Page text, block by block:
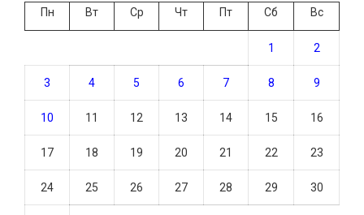
Пн
Вт Ср Чт Пт Сб Вс
1 2
3 4 5 6 7 8 9
10 11 12 13 14 15 16
17 18 19 20 21 22 23
24 25 26 27 28 29 30